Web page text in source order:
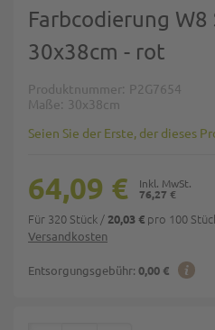
Farbcodierung W8
30x38cm - rot
Produktnummer P2G7654
Maße
30x38cm
Seien Sie der Erste, der dieses
Versandkosten
Entsorgungsgebühr: 0,00 €
76,27 €
64,09 €
Für 320 Stück / 20,03 € pro 100